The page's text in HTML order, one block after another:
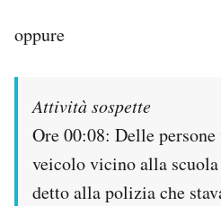
oppure
Attività sospette
Ore 00:08: Delle
veicolo vicino alla
detto alla polizia che